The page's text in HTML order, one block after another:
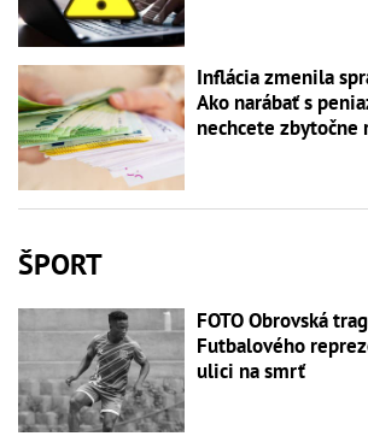
Inflácia zmenila
Ako narábať s
nechcete zbytočne
ŠPORT
FOTO Obrovská
Futbalového
ulici na smrť